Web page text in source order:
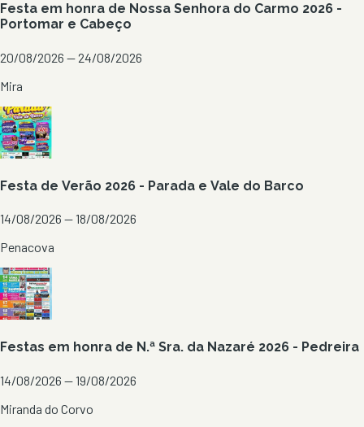
Festa em honra de Nossa Senhora do Carmo 2026 -
Portomar e Cabeço
20/08/2026 — 24/08/2026
Mira
Festa de Verão 2026 - Parada e Vale do Barco
14/08/2026 — 18/08/2026
Penacova
Festas em honra de N.ª Sra. da Nazaré 2026 - Pedreira
14/08/2026 — 19/08/2026
Miranda do Corvo